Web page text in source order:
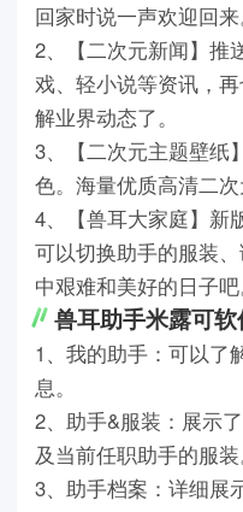
回家时说一声欢迎回来
2、【二次元新闻】推
戏、轻小说等资讯，
解业界动态了。
3、【二次元主题壁纸
色。海量优质高清二次
4、【兽耳大家庭】新
可以切换助手的服装
中艰难和美好的日子吧
兽耳助手米露可软
1、我的助手：可以了
息。
2、助手&服装：展示
及当前任职助手的服装
3、助手档案：详细展